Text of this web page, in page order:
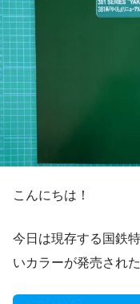
こんにちは！
今日は現存する国鉄
いカラーが発売され